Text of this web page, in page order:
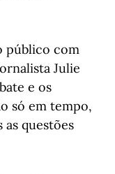
público com
Julie
e os
só em tempo,
questões